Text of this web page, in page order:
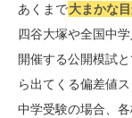
あくまで大まかな
四谷大塚や全国中
開催する公開模試
ら出てくる偏差値
中学受験の場合、